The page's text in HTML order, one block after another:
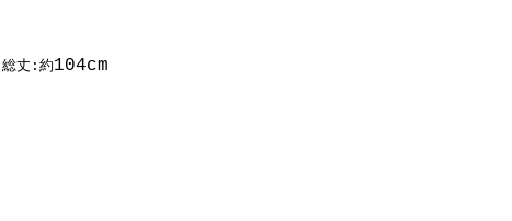
総丈:約104cm